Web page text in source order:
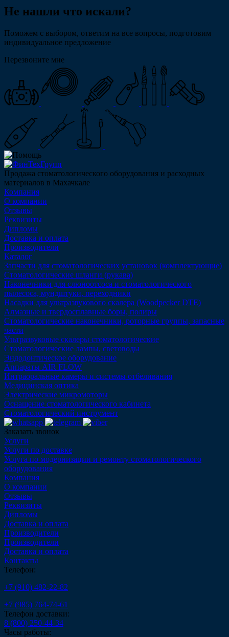
Не нашли что искали?
Поможем с выбором, ответим на все вопросы, подготовим
индивидуальное предложение
Перезвоните мне
Продажа стоматологического оборудования и расходных
материалов в Махачкале
Компания
О компании
Отзывы
Реквизиты
Дипломы
Доставка и оплата
Производители
Каталог
Запчасти для стоматологических установок (комплектующие)
Стоматологические шланги (рукава)
Наконечники для слюноотсоса и стоматологического
пылесоса, мундштуки, переходники
Насадки для ультразвукового скалера (Woodpecker DTE)
Алмазные и твердосплавные боры, полиры
Стоматологические наконечники, роторные группы, запасные
части
Ультразвуковые скалеры стоматологические
Стоматологические лампы, световоды
Эндодонтическое оборудование
Аппараты AIR FLOW
Интраоральные камеры и системы отбеливания
Медицинская оптика
Электрические микромоторы
Оснащение стоматологического кабинета
Стоматологический инструмент
Заказать звонок
Услуги
Услуги по доставке
Услуга по модернизации и ремонту стоматологического
оборудования
Компания
О компании
Отзывы
Реквизиты
Дипломы
Доставка и оплата
Производители
Производители
Доставка и оплата
Контакты
Телефон:
+7 (910) 482-22-82
+7 (985) 764-74-61
Телефон доставки:
8 (800) 250-44-34
Часы работы: